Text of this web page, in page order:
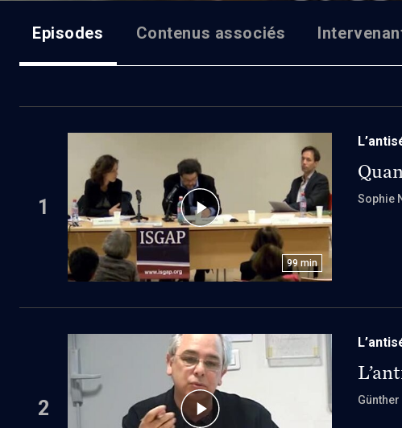
Episodes Contenus associés
1
99 min
Sophie
2